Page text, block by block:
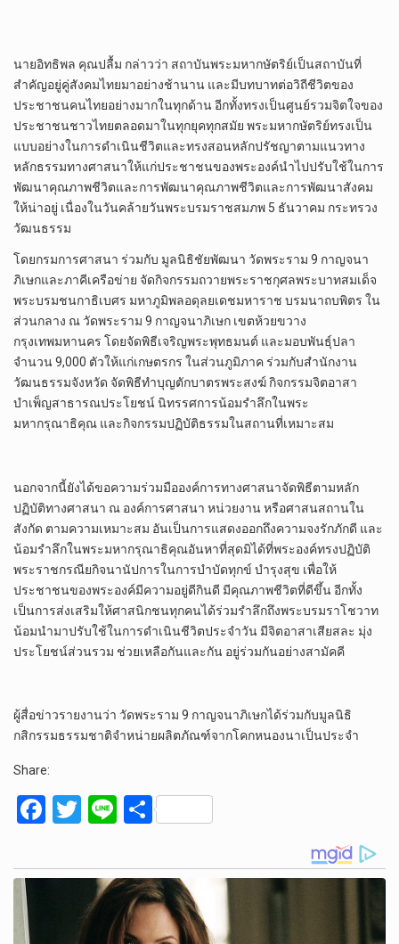
นายอิทธิพล คุณปลื้ม กล่าวว่า สถาบันพระมหากษัตริย์เป็นสถาบันที่
สำคัญอยู่คู่สังคมไทยมาอย่างช้านาน และมีบทบาทต่อวิถีชีวิตของ
ประชาชนคนไทยอย่างมากในทุกด้าน อีกทั้งทรงเป็นศูนย์รวมจิตใจของ
ประชาชนชาวไทยตลอดมาในทุกยุคทุกสมัย พระมหากษัตริย์ทรงเป็น
แบบอย่างในการดำเนินชีวิตและทรงสอนหลักปรัชญาตามแนวทาง
หลักธรรมทางศาสนาให้แก่ประชาชนของพระองค์นำไปปรับใช้ในการ
พัฒนาคุณภาพชีวิตและการพัฒนาคุณภาพชีวิตและการพัฒนาสังคม
ให้น่าอยู่ เนื่องในวันคล้ายวันพระบรมราชสมภพ 5 ธันวาคม กระทรวง
วัฒนธรรม
โดยกรมการศาสนา ร่วมกับ มูลนิธิชัยพัฒนา วัดพระราม 9 กาญจนา
ภิเษกและภาคีเครือข่าย จัดกิจกรรมถวายพระราชกุศลพระบาทสมเด็จ
พระบรมชนกาธิเบศร มหาภูมิพลอดุลยเดชมหาราช บรมนาถบพิตร ใน
ส่วนกลาง ณ วัดพระราม 9 กาญจนาภิเษก เขตห้วยขวาง
กรุงเทพมหานคร โดยจัดพิธีเจริญพระพุทธมนต์ และมอบพันธุ์ปลา
จำนวน 9,000 ตัวให้แก่เกษตรกร ในส่วนภูมิภาค ร่วมกับสำนักงาน
วัฒนธรรมจังหวัด จัดพิธีทำบุญตักบาตรพระสงฆ์ กิจกรรมจิตอาสา
บำเพ็ญสาธารณประโยชน์ นิทรรศการน้อมรำลึกในพระ
มหากรุณาธิคุณ และกิจกรรมปฏิบัติธรรมในสถานที่เหมาะสม
นอกจากนี้ยังได้ขอความร่วมมือองค์การทางศาสนาจัดพิธีตามหลัก
ปฏิบัติทางศาสนา ณ องค์การศาสนา หน่วยงาน หรือศาสนสถานใน
สังกัด ตามความเหมาะสม อันเป็นการแสดงออกถึงความจงรักภักดี และ
น้อมรำลึกในพระมหากรุณาธิคุณอันหาที่สุดมิได้ที่พระองค์ทรงปฏิบัติ
พระราชกรณียกิจนานัปการในการบำบัดทุกข์ บำรุงสุข เพื่อให้
ประชาชนของพระองค์มีความอยู่ดีกินดี มีคุณภาพชีวิตที่ดีขึ้น อีกทั้ง
เป็นการส่งเสริมให้ศาสนิกชนทุกคนได้ร่วมรำลึกถึงพระบรมราโชวาท
น้อมนำมาปรับใช้ในการดำเนินชีวิตประจำวัน มีจิตอาสาเสียสละ มุ่ง
ประโยชน์ส่วนรวม ช่วยเหลือกันและกัน อยู่ร่วมกันอย่างสามัคคี
ผู้สื่อข่าวรายงานว่า วัดพระราม 9 กาญจนาภิเษกได้ร่วมกับมูลนิธิ
กสิกรรมธรรมชาติจำหน่ายผลิตภัณฑ์จากโคกหนองนาเป็นประจำ
Share:
F
ce
T
tt
er
Li
e
S
ar
e